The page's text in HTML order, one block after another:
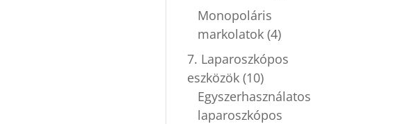
Monopoláris
markolatok (4)
7. Laparoszkópos
eszközök (10)
Egyszerhasználatos
laparoszkópos